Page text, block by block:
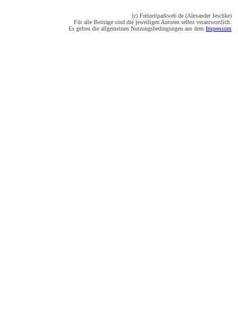
(c) Freizeitparkweb.de (Alexander Jeschke)
Für alle Beiträge sind die jeweiligen Autoren selbst verantwortlich.
Es gelten die allgemeinen Nutzungsbedingungen aus dem Impressum